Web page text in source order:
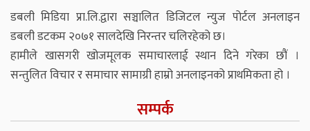
डबली मिडिया प्रा.लि.द्वारा सञ्चालित डिजिटल न्युज पोर्टल अनलाइन
डबली डटकम २०७१ सालदेखि निरन्तर चलिरहेको छ।
हामीले खासगरी खोजमूलक समाचारलाई स्थान दिने गरेका छौं ।
सन्तुलित विचार र समाचार सामाग्री हाम्रो अनलाइनको प्राथमिकता हो ।
सम्पर्क